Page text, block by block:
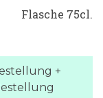
Flasche 75cl.
+